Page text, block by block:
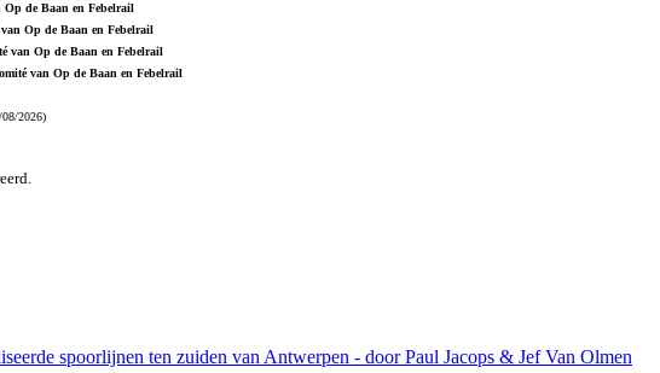
Op de Baan en Febelrail
van Op de Baan en Febelrail
van Op de Baan en Febelrail
van Op de Baan en Febelrail
2026)
spoorlijnen ten zuiden van Antwerpen - door Paul Jacops & Jef Van Olmen